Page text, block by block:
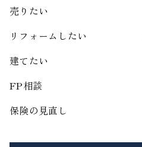
売りたい
リフォームしたい
建てたい
FP相談
保険の見直し